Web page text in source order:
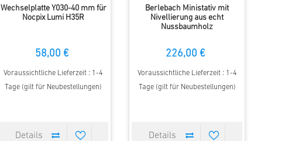
Wechselplatte Y030-40 mm für
Nocpix Lumi H35R
58,00 €
Voraussichtliche Lieferzeit : 1-4
Tage (gilt für Neubestellungen)
Berlebach Ministativ mit
Nivellierung aus echt
Nussbaumholz
226,00 €
Voraussichtliche Lieferzeit : 1-4
Tage (gilt für Neubestellungen)